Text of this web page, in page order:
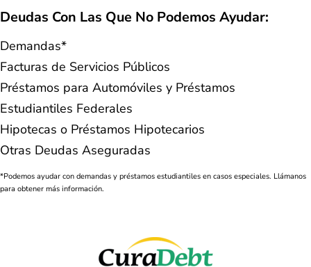
Deudas Con Las Que No Podemos Ayudar:
Demandas*
Facturas de Servicios Públicos
Préstamos para Automóviles y Préstamos
Estudiantiles Federales
Hipotecas o Préstamos Hipotecarios
Otras Deudas Aseguradas
*Podemos ayudar con demandas y préstamos estudiantiles en casos especiales. Llámanos
para obtener más información.